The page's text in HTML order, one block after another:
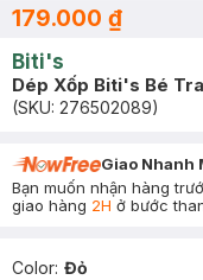
179.000 ₫
Biti's
Dép Xốp Biti's Bé
(SKU: 276502089)
Giao Nhanh
Bạn muốn nhận hàng
giao hàng 2H ở bước
Color: Đỏ